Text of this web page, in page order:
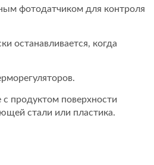
фотодатчиком для контроля
останавливается, когда
продуктом поверхности
стали или пластика.